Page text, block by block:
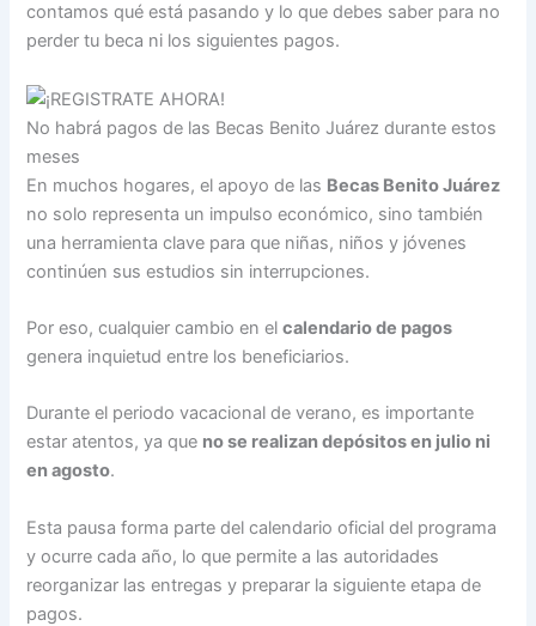
contamos qué está pasando y lo que debes saber para no
perder tu beca ni los siguientes pagos.
No habrá pagos de las Becas Benito Juárez durante estos
meses
En muchos hogares, el apoyo de las Becas Benito Juárez
no solo representa un impulso económico, sino también
una herramienta clave para que niñas, niños y jóvenes
continúen sus estudios sin interrupciones.
Por eso, cualquier cambio en elcalendario de pagos
genera inquietud entre los beneficiarios.
Durante el periodo vacacional de verano, es importante
estar atentos, ya que no se realizan depósitos en julio ni
en agosto.
Esta pausa forma parte del calendario oficial del programa
y ocurre cada año, lo que permite a las autoridades
reorganizar las entregas y preparar la siguiente etapa de
pagos.